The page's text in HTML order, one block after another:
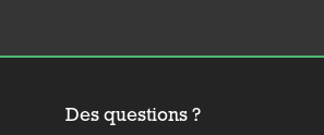
Des questions ?